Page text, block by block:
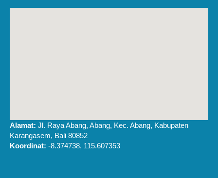
Alamat: Jl. Raya Abang, Abang, Kec. Abang, Kabupaten
Karangasem, Bali 80852
Koordinat: -8.374738, 115.607353